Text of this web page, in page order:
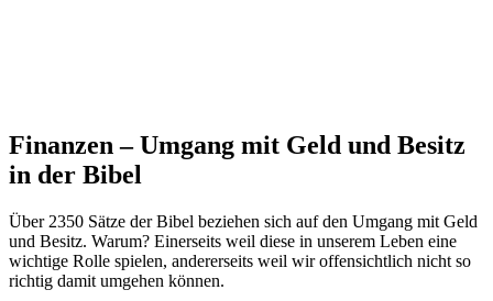
Finanzen – Umgang mit Geld und Besitz
in der Bibel
Über 2350 Sätze der Bibel beziehen sich auf den Umgang mit Geld
und Besitz. Warum? Einerseits weil diese in unserem Leben eine
wichtige Rolle spielen, andererseits weil wir offensichtlich nicht so
richtig damit umgehen können.